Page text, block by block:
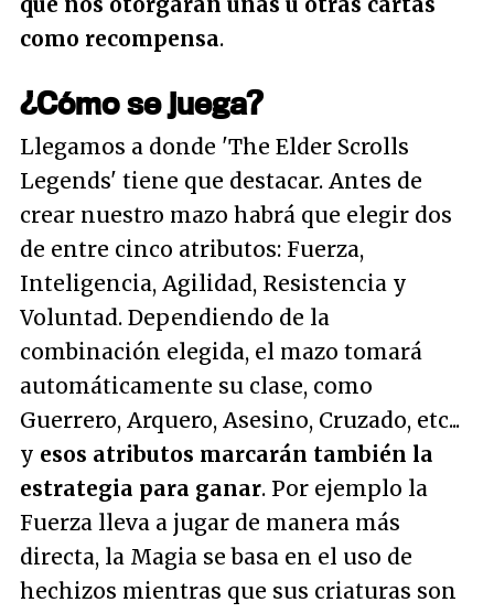
como recompensa.
¿Cómo se juega?
Llegamos a donde 'The Elder Scrolls
Legends' tiene que destacar. Antes de
crear nuestro mazo habrá que elegir dos
de entre cinco atributos: Fuerza,
Inteligencia, Agilidad, Resistencia y
Voluntad. Dependiendo de la
combinación elegida, el mazo tomará
automáticamente su clase, como
Guerrero, Arquero, Asesino, Cruzado, etc...
y esos atributos marcarán también la
estrategia para ganar. Por ejemplo la
Fuerza lleva a jugar de manera más
directa, la Magia se basa en el uso de
hechizos mientras que sus criaturas son